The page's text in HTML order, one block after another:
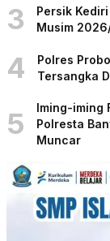
3
Persik
Musim
4
Polres
Tersangka
5
Iming-iming
Polresta
Muncar